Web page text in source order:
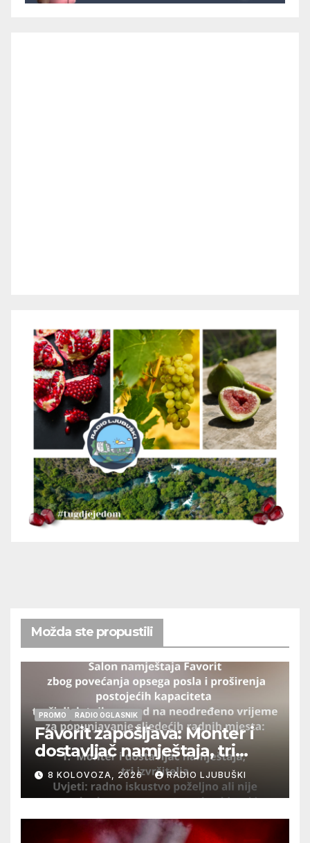
Možda ste propustili
PROMO RADIO OGLASNIK
Favorit zapošljava: Monter i
dostavljač namještaja, tri
izvršitelja
8 KOLOVOZA, 2026 RADIO LJUBUŠKI